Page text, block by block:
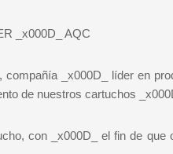
_x000D_ AQC
_x000D_ líder en
de nuestros cartuchos
con _x000D_ el fin de